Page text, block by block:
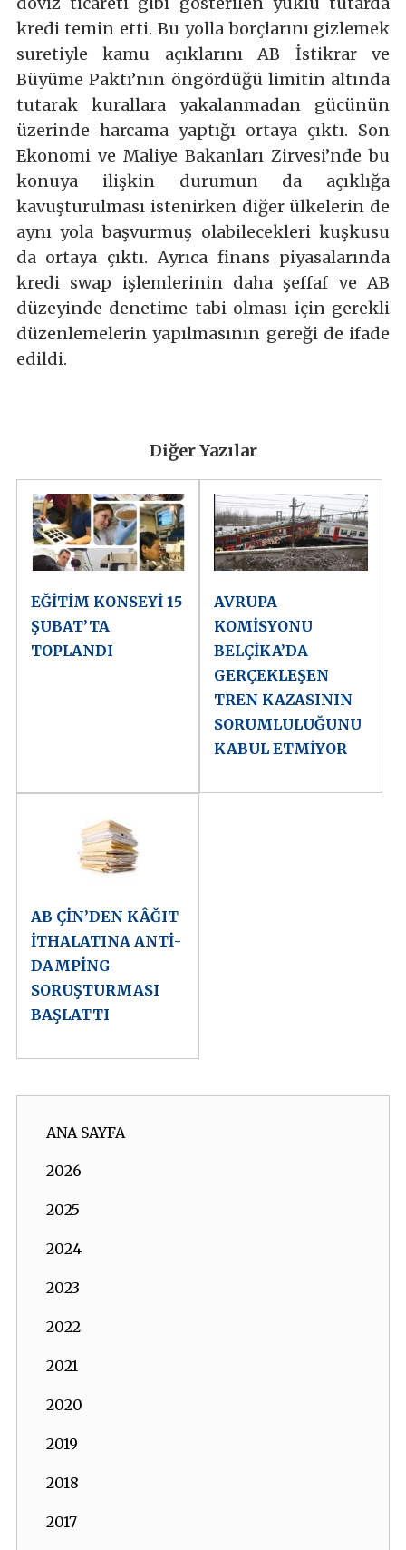
kredi temin etti. Bu yolla borçlarını gizlemek
suretiyle kamu açıklarını AB İstikrar ve
Büyüme Paktı’nın öngördüğü limitin altında
tutarak kurallara yakalanmadan gücünün
üzerinde harcama yaptığı ortaya çıktı. Son
Ekonomi ve Maliye Bakanları Zirvesi’nde bu
konuya ilişkin durumun da açıklığa
kavuşturulması istenirken diğer ülkelerin de
aynı yola başvurmuş olabilecekleri kuşkusu
da ortaya çıktı. Ayrıca finans piyasalarında
kredi swap işlemlerinin daha şeffaf ve AB
düzeyinde denetime tabi olması için gerekli
düzenlemelerin yapılmasının gereği de ifade
edildi.
Diğer Yazılar
EĞİTİM KONSEYİ 15
ŞUBAT’TA
TOPLANDI
AVRUPA
KOMİSYONU
BELÇİKA’DA
GERÇEKLEŞEN
TREN KAZASININ
SORUMLULUĞUNU
KABUL ETMİYOR
AB ÇİN’DEN KÂĞIT
İTHALATINA ANTİ-
DAMPİNG
SORUŞTURMASI
BAŞLATTI
ANA SAYFA
2026
2025
2024
2023
2022
2021
2020
2019
2018
2017